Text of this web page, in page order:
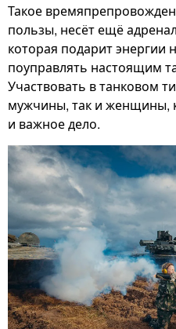
Такое
пользы, несёт ещё
которая подарит энергии
поуправлять настоящим
Участвовать в танковом
мужчины, так и женщины,
и важное дело.